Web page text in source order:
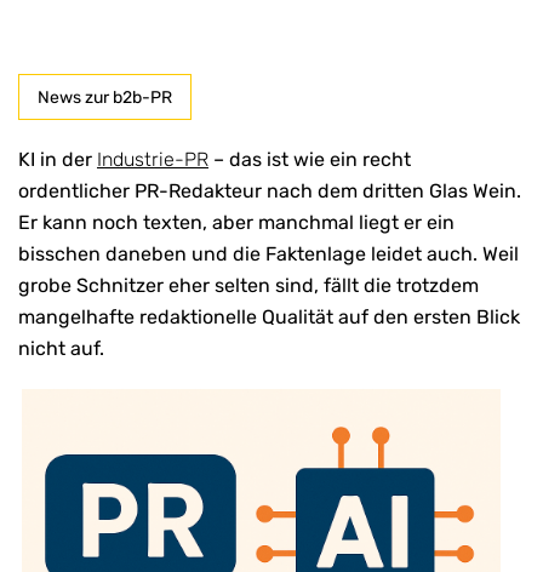
News zur b2b-PR
KI in der Industrie-PR – das ist wie ein recht
ordentlicher PR-Redakteur nach dem dritten Glas Wein.
Er kann noch texten, aber manchmal liegt er ein
bisschen daneben und die Faktenlage leidet auch. Weil
grobe Schnitzer eher selten sind, fällt die trotzdem
mangelhafte redaktionelle Qualität auf den ersten Blick
nicht auf.